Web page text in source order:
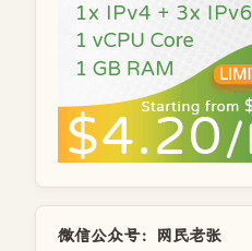
微信公众号：网民老张